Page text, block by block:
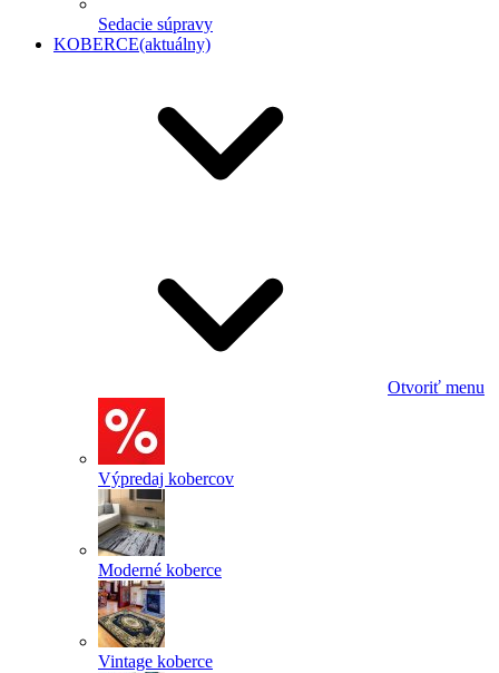
Sedacie súpravy
KOBERCE(aktuálny)
Otvoriť menu
Výpredaj kobercov
Moderné koberce
Vintage koberce